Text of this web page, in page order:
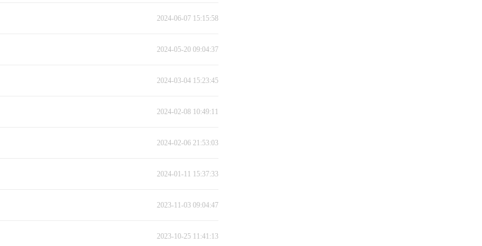
2024-06-07 15:15:58
2024-05-20 09:04:37
2024-03-04 15:23:45
2024-02-08 10:49:11
2024-02-06 21:53:03
2024-01-11 15:37:33
2023-11-03 09:04:47
2023-10-25 11:41:13